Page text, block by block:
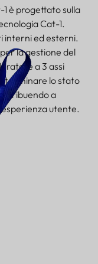
è progettato sulla
Cat-1.
interni ed esterni.
la gestione del
a 3 assi
lo stato
a
utente.